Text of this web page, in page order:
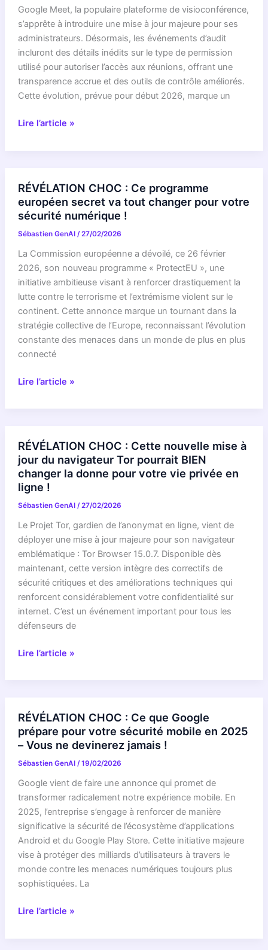
de
KeePass
2.61
est
LE
bouclier
de
vie
Google Meet, la populaire plateforme de visioconférence,
s’apprête à introduire une mise à jour majeure pour ses
administrateurs. Désormais, les événements d’audit
incluront des détails inédits sur le type de permission
utilisé pour autoriser l’accès aux réunions, offrant une
transparence accrue et des outils de contrôle améliorés.
Cette évolution, prévue pour début 2026, marque un
RÉVÉLATION
lève
le
voile
sur
QUI
vous
laisse
entrer
en
réunion
!
La
vérité
sur
disponible
Lire l’article »
RÉVÉLATION CHOC : Ce programme
européen secret va tout changer pour votre
sécurité numérique !
Sébastien GenAI /27/02/2026
La Commission européenne a dévoilé, ce 26 février
2026, son nouveau programme « ProtectEU », une
initiative ambitieuse visant à renforcer drastiquement la
lutte contre le terrorisme et l’extrémisme violent sur le
continent. Cette annonce marque un tournant dans la
stratégie collective de l’Europe, reconnaissant l’évolution
constante des menaces dans un monde de plus en plus
connecté
RÉVÉLATION
programme
européen
secret
va
tout
changer
pour
votre
sécurité
numérique
!
Lire l’article »
RÉVÉLATION CHOC : Cette nouvelle mise à
jour du navigateur Tor pourrait BIEN
changer la donne pour votre vie privée en
ligne !
Sébastien GenAI /27/02/2026
Le Projet Tor, gardien de l’anonymat en ligne, vient de
déployer une mise à jour majeure pour son navigateur
emblématique : Tor Browser 15.0.7. Disponible dès
maintenant, cette version intègre des correctifs de
sécurité critiques et des améliorations techniques qui
renforcent considérablement votre confidentialité sur
internet. C’est un événement important pour tous les
défenseurs de
RÉVÉLATION
nouvelle
mise
à
du
navigateur
Tor
pourrait
BIEN
changer
la
donne
pour
vie
Lire l’article »
RÉVÉLATION CHOC : Ce que Google
prépare pour votre sécurité mobile en 2025
– Vous ne devinerez jamais !
Sébastien GenAI /19/02/2026
Google vient de faire une annonce qui promet de
transformer radicalement notre expérience mobile. En
2025, l’entreprise s’engage à renforcer de manière
significative la sécurité de l’écosystème d’applications
Android et du Google Play Store. Cette initiative majeure
vise à protéger des milliards d’utilisateurs à travers le
monde contre les menaces numériques toujours plus
sophistiquées. La
RÉVÉLATION
Lire l’article »